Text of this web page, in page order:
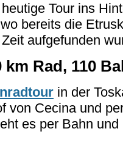
Tour ins
bereits die
aufgefunden
km Rad, 110
in der
von Cecina und
es per Bahn